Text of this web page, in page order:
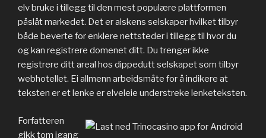
elv bruke i tillegg til den mest populære plattformen
påslåt markedet. Det er alskens selskaper hvilket tilbyr
både beverte for enklere nettsteder i tillegg til hvor du
og kan registrere domenet ditt. Du trenger ikke
registrere ditt areal hos dippedutt selskapet som tilbyr
webhotellet. Ei allmenn arbeidsmåte for å indikere at
teksten er et lenke er elveleie understreke lenketeksten.
Forfatteren
gikk tom igang